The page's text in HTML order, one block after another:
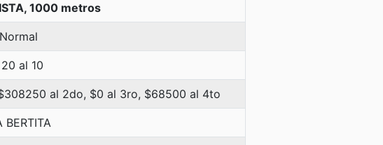
1000 metros
al 10
al 2do, $0 al 3ro, $68500 al 4to
BERTITA